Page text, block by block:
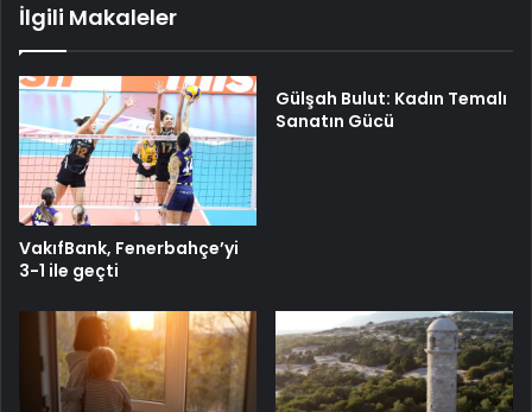
İlgili Makaleler
VakıfBank, Fenerbahçe’yi
3-1 ile geçti
Gülşah Bulut: Kadın Temalı
Sanatın Gücü